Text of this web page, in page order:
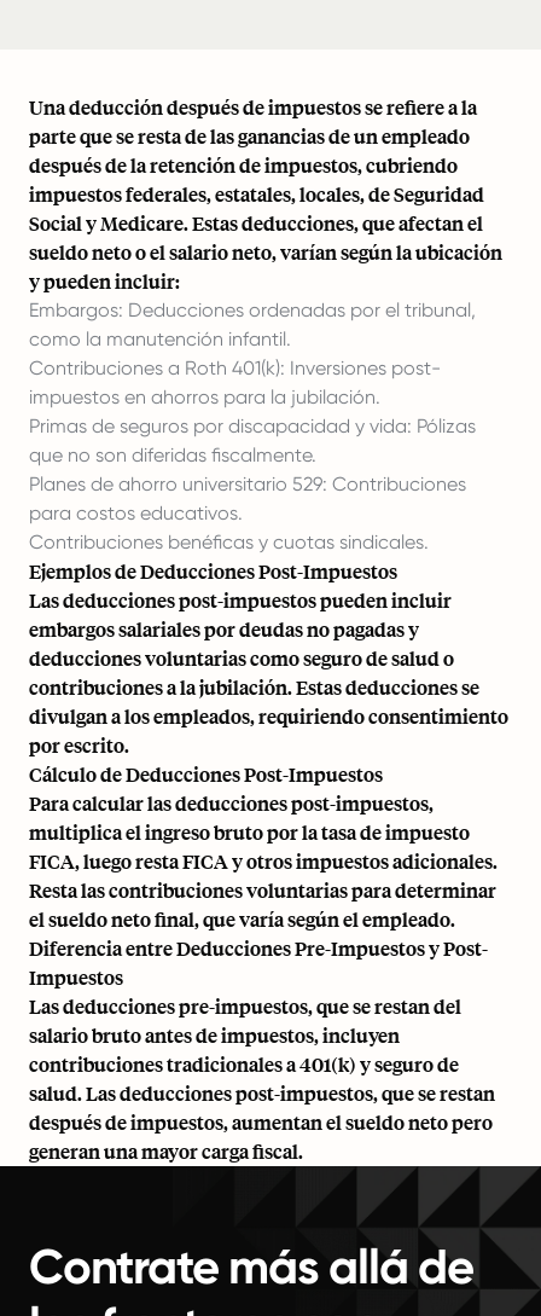
Una deducción después de impuestos se refiere a la
parte que se resta de las ganancias de un empleado
después de la retención de impuestos, cubriendo
impuestos federales, estatales, locales, de Seguridad
Social y Medicare. Estas deducciones, que afectan el
sueldo neto o el salario neto, varían según la ubicación
y pueden incluir:
Embargos: Deducciones ordenadas por el tribunal,
como la manutención infantil.
Contribuciones a Roth 401(k): Inversiones post-
impuestos en ahorros para la jubilación.
Primas de seguros por discapacidad y vida: Pólizas
que no son diferidas fiscalmente.
Planes de ahorro universitario 529: Contribuciones
para costos educativos.
Contribuciones benéficas y cuotas sindicales.
Ejemplos de Deducciones Post-Impuestos
Las deducciones post-impuestos pueden incluir
embargos salariales por deudas no pagadas y
deducciones voluntarias como seguro de salud o
contribuciones a la jubilación. Estas deducciones se
divulgan a los empleados, requiriendo consentimiento
por escrito.
Cálculo de Deducciones Post-Impuestos
Para calcular las deducciones post-impuestos,
multiplica el ingreso bruto por la tasa de impuesto
FICA, luego resta FICA y otros impuestos adicionales.
Resta las contribuciones voluntarias para determinar
el sueldo neto final, que varía según el empleado.
Diferencia entre Deducciones Pre-Impuestos y Post-
Impuestos
Las deducciones pre-impuestos, que se restan del
salario bruto antes de impuestos, incluyen
contribuciones tradicionales a 401(k) y seguro de
salud. Las deducciones post-impuestos, que se restan
después de impuestos, aumentan el sueldo neto pero
generan una mayor carga fiscal.
Contrate más allá de